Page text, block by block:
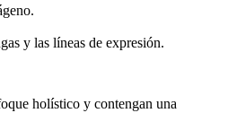
y las líneas de expresión.
holístico y contengan una